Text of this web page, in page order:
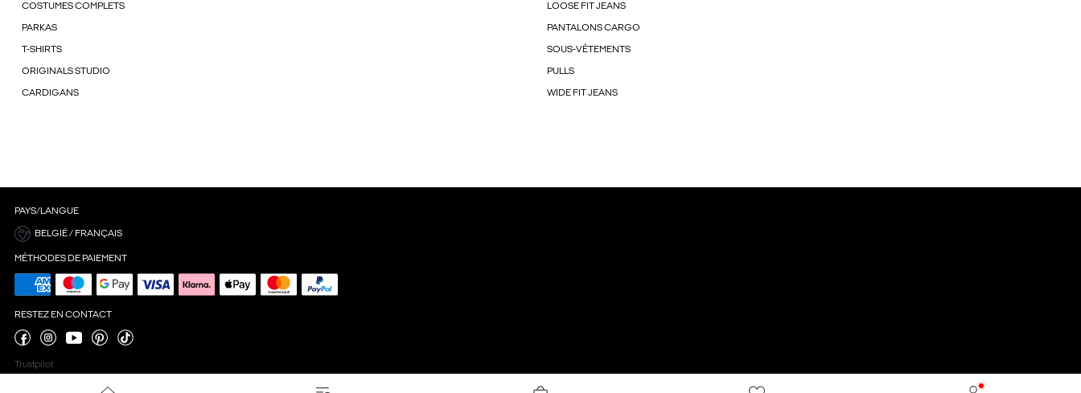
COSTUMES COMPLETS LOOSE FIT JEANS
PARKAS PANTALONS CARGO
T-SHIRTS SOUS-VÊTEMENTS
ORIGINALS STUDIO PULLS
CARDIGANS WIDE FIT JEANS
PAYS/LANGUE
BELGIË / FRANÇAIS
MÉTHODES DE PAIEMENT
RESTEZ EN CONTACT
Trustpilot